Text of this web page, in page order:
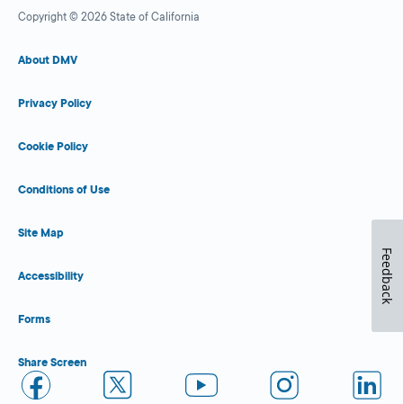
Copyright © 2026 State of California
About DMV
Privacy Policy
Cookie Policy
Conditions of Use
Site Map
Accessibility
Forms
Share Screen
Feedback